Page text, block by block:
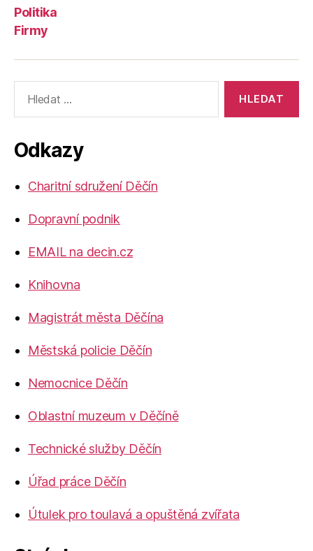
Politika
Firmy
vyhledávání:
Odkazy
Charitní sdružení Děčín
Dopravní podnik
EMAIL na decin.cz
Knihovna
Magistrát města Děčína
Městská policie Děčín
Nemocnice Děčín
Oblastní muzeum v Děčíně
Technické služby Děčín
Úřad práce Děčín
Útulek pro toulavá a opuštěná zvířata